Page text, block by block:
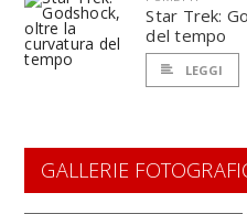
Star Trek:
del tempo
LEGGI
GALLERIE